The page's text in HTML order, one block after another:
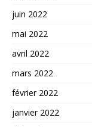
juin 2022
mai 2022
avril 2022
mars 2022
février 2022
janvier 2022